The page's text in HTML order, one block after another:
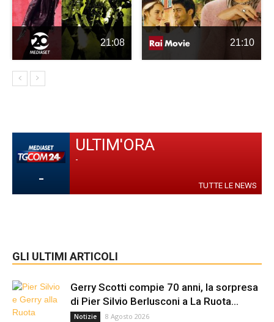
21:08 21:10
-
ULTIM'ORA
-
TUTTE LE NEWS
GLI ULTIMI ARTICOLI
Gerry Scotti compie 70 anni, la sorpresa
di Pier Silvio Berlusconi a La Ruota...
Notizie 8 Agosto 2026